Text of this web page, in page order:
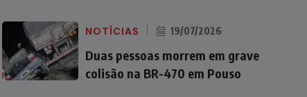
NOTÍCIAS 19/07/2026
Duas pessoas morrem em grave
colisão na BR-470 em Pouso